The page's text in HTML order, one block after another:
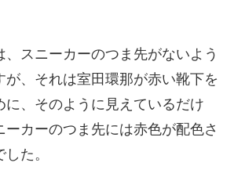
、スニーカーのつま先がないよう
が、それは室田環那が赤い靴下を
に、そのように見えているだけ
ーカーのつま先には赤色が配色さ
た。